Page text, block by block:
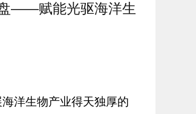
盘——赋能光驱海洋生
洋生物产业得天独厚的